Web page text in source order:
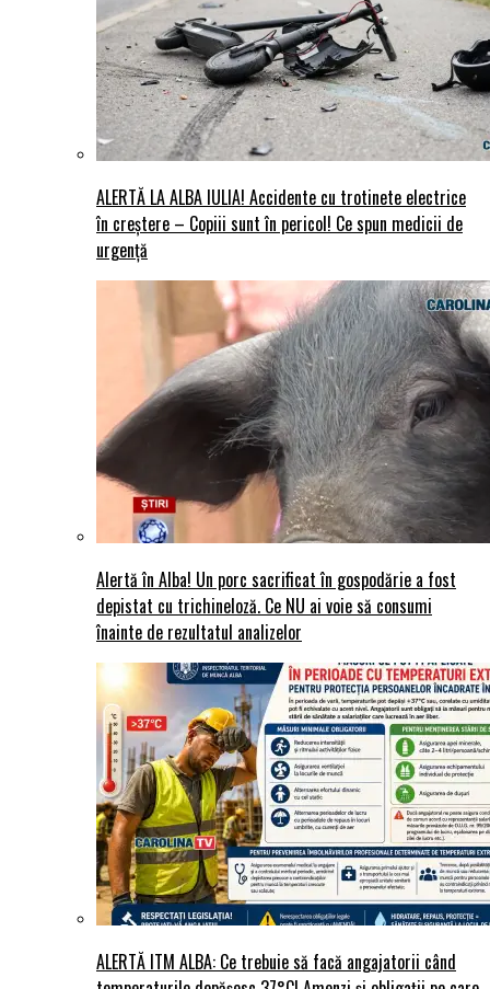
ALERTĂ LA ALBA IULIA! Accidente cu trotinete electrice
în creștere – Copiii sunt în pericol! Ce spun medicii de
urgență
Alertă în Alba! Un porc sacrificat în gospodărie a fost
depistat cu trichineloză. Ce NU ai voie să consumi
înainte de rezultatul analizelor
ALERTĂ ITM ALBA: Ce trebuie să facă angajatorii când